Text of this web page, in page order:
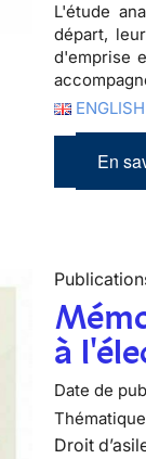
L'étude
départ,
d'emprise
En
à
Date de
Droit